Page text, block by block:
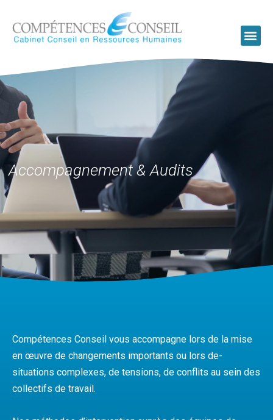
Accompagnement & Audits
Compétences Conseil vous accompagne lors de la mise
en œuvre de changements importants ou lors de-
situations complexes, de tensions, de conflits au sein des
collectifs de travail.